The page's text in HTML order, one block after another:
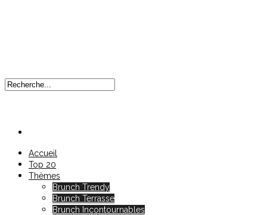
Accueil
Top 20
Thèmes
Brunch Trendy
Brunch Terrasse
Brunch Incontournables